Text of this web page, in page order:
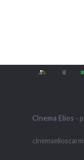
Navigazione
Cinema Elios -